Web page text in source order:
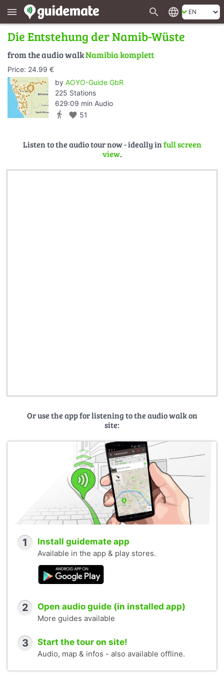
menu search language
Die Entstehung der Namib-Wüste
from the audio walkNamibia komplett
Price: 24.99 €
by AOYO-Guide GbR
225 Stations
629:09 min Audio
directions_walk favorite 51
Listen to the audio tour now - ideally infull screen
view.
Or use the app for listening to the audio walk on
site:
1 Install guidemate app
Available in the app & play stores.
2 Open audio guide (in installed app)
More guides available
3 Start the tour on site!
Audio, map & infos - also available offline.